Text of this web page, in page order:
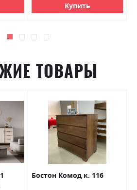
Купить
ТОВАРЫ
Бостон Комод к. 116